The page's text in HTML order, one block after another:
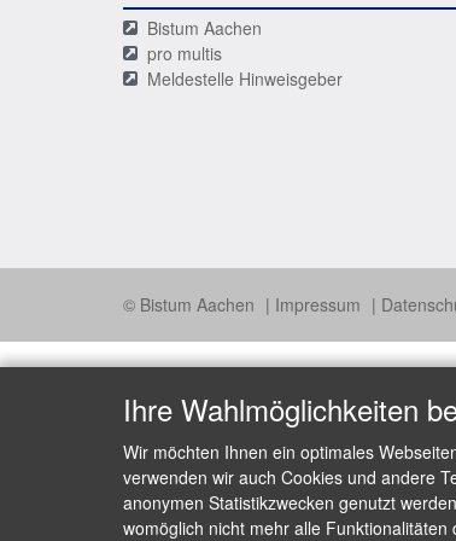
Bistum Aachen
pro multis
Meldestelle Hinweisgeber
© Bistum Aachen Impressum
Ihre Wahlmöglichkeiten
Wir möchten Ihnen ein optimales
verwenden wir auch Cookies und andere
anonymen Statistikzwecken genutzt
womöglich nicht mehr alle